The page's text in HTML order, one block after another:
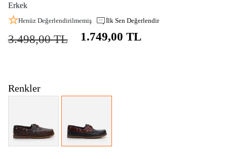
Erkek
Henüz Değerlendirilmemiş İlk Sen Değerlendir
3.498,00 TL 1.749,00 TL
Renkler